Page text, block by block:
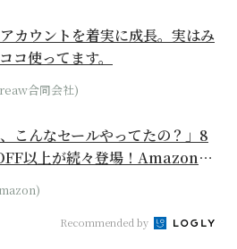
カウントを着実に成長。実はみ
コ使ってます。
合同会社)
、こんなセールやってたの？」8
以上が続々登場！Amazonの
...
Recommended by